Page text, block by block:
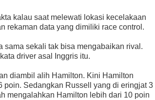
kalau saat melewati lokasi kecelakaan
rekaman data yang dimiliki race control.
sama sekali tak bisa mengabaikan rival.
driver asal Inggris itu.
diambil alih Hamilton. Kini Hamilton
poin. Sedangkan Russell yang di eringjat 3
mengalahkan Hamilton lebih dari 10 poin